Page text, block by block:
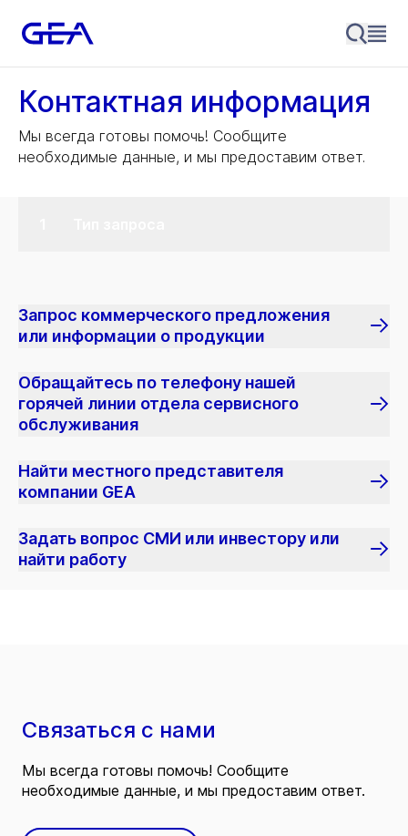
Контактная информация
Мы всегда готовы помочь! Сообщите
необходимые данные, и мы предоставим ответ.
Запрос коммерческого предложения
или информации о продукции
Обращайтесь по телефону нашей
горячей линии отдела сервисного
обслуживания
Найти местного представителя
компании GEA
Задать вопрос СМИ или инвестору или
найти работу
Связаться с нами
Мы всегда готовы помочь! Сообщите
необходимые данные, и мы предоставим ответ.